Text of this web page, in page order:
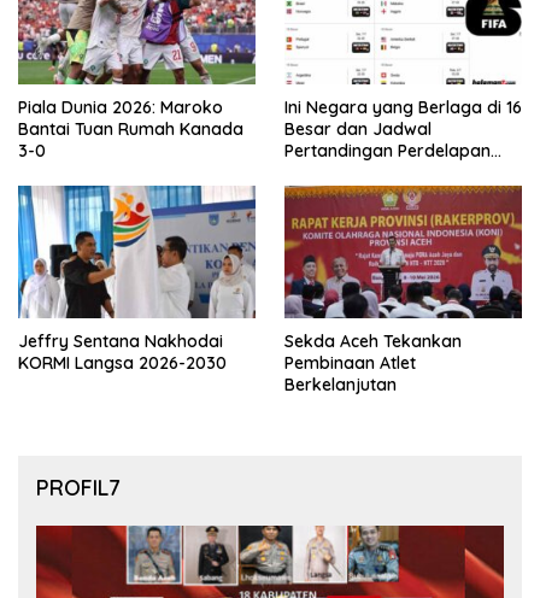
Piala Dunia 2026: Maroko
Bantai Tuan Rumah Kanada
3-0
Ini Negara yang Berlaga di 16
Besar dan Jadwal
Pertandingan Perdelapan
Jeffry Sentana Nakhodai
KORMI Langsa 2026-2030
Sekda Aceh Tekankan
Pembinaan Atlet
Berkelanjutan
PROFIL7